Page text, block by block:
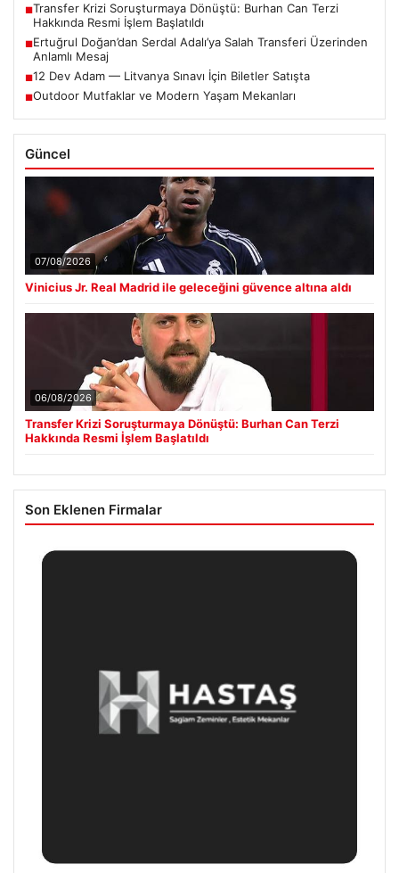
■Transfer Krizi Soruşturmaya Dönüştü: Burhan Can Terzi
Hakkında Resmi İşlem Başlatıldı
■Ertuğrul Doğan’dan Serdal Adalı’ya Salah Transferi Üzerinden
Anlamlı Mesaj
■12 Dev Adam — Litvanya Sınavı İçin Biletler Satışta
■Outdoor Mutfaklar ve Modern Yaşam Mekanları
Güncel
07/08/2026
Vinicius Jr. Real Madrid ile geleceğini güvence altına aldı
06/08/2026
Transfer Krizi Soruşturmaya Dönüştü: Burhan Can Terzi
Hakkında Resmi İşlem Başlatıldı
Son Eklenen Firmalar